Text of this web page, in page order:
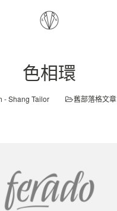
色相環
- Shang Tailor 舊部落格文章